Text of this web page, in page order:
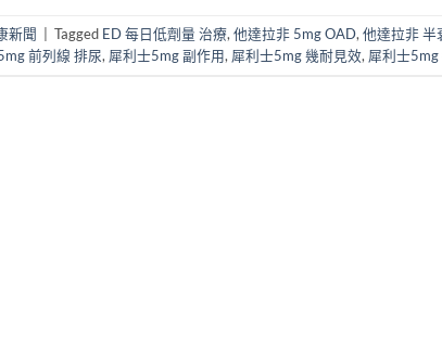
新聞 Tagged ED 每日低劑量 治療, 他達拉非 5mg OAD, 他達拉非 半
前列線 排尿, 犀利士5mg 副作用, 犀利士5mg 幾耐見效, 犀利士5mg